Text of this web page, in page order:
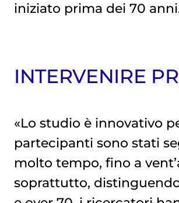
iniziato prima dei 70
INTERVENIRE
«Lo studio è innovativo
partecipanti sono stati
molto tempo, fino a
soprattutto,